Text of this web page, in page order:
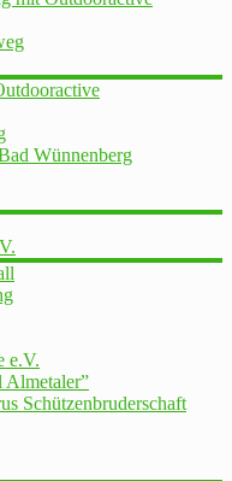
Wünnenberg
e.V.
Schützenbruderschaft